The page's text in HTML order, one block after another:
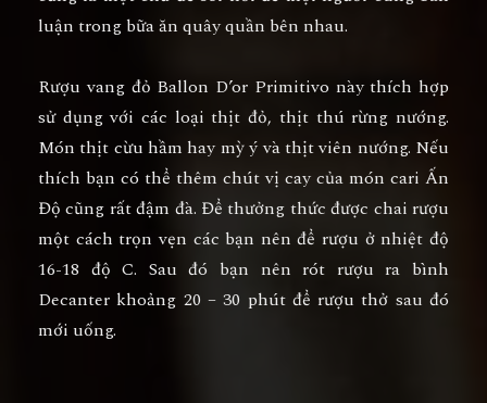
luận trong bữa ăn quây quần bên nhau.
Rượu vang đỏ Ballon D’or Primitivo này thích hợp
sử dụng với các loại thịt đỏ, thịt thú rừng nướng.
Món thịt cừu hầm hay mỳ ý và thịt viên nướng. Nếu
thích bạn có thể thêm chút vị cay của món cari Ấn
Độ cũng rất đậm đà. Để thưởng thức được chai rượu
một cách trọn vẹn các bạn nên để rượu ở nhiệt độ
16-18 độ C. Sau đó bạn nên rót rượu ra bình
Decanter khoảng 20 – 30 phút để rượu thở sau đó
mới uống.